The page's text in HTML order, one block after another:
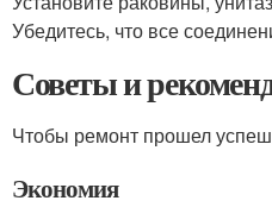
Убедитесь, что все
Советы и
Чтобы ремонт прошел
Экономия